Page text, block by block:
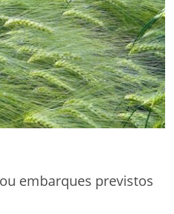
embarques previstos